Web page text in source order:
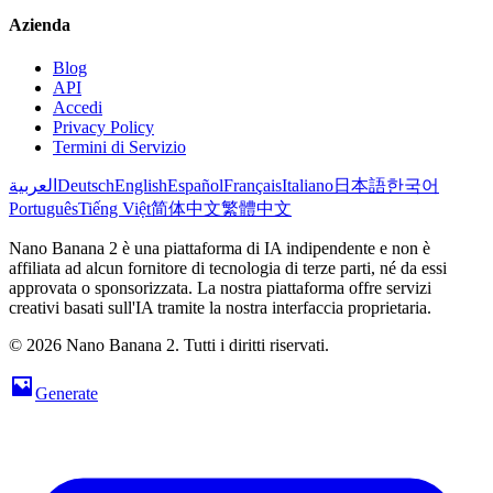
Azienda
Blog
API
Accedi
Privacy Policy
Termini di Servizio
العربية DeutschEnglishEspañolFrançaisItaliano日本語한국어
PortuguêsTiếng Việt简体中文繁體中文
Nano Banana 2 è una piattaforma di IA indipendente e non è
affiliata ad alcun fornitore di tecnologia di terze parti, né da essi
approvata o sponsorizzata. La nostra piattaforma offre servizi
creativi basati sull'IA tramite la nostra interfaccia proprietaria.
© 2026 Nano Banana 2. Tutti i diritti riservati.
Generate